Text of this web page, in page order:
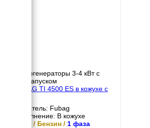
Бензогенераторы 3-4 кВт с
автозапуском
FUBAG TI 4500 ES в кожухе с
Двигатель: Fubag
Исполнение: В кожухе
4 кВт / Бензин / 1 фаза